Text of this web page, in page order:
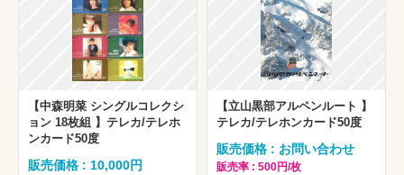
【中森明菜 シングルコレクシ
ョン 18枚組 】テレカ/テレホ
ンカード50度
販売価格 : 10,000円
【立山黒部アルペンルート 】
テレカ/テレホンカード50度
販売価格 : お問い合わせ
販売率 : 500円/枚